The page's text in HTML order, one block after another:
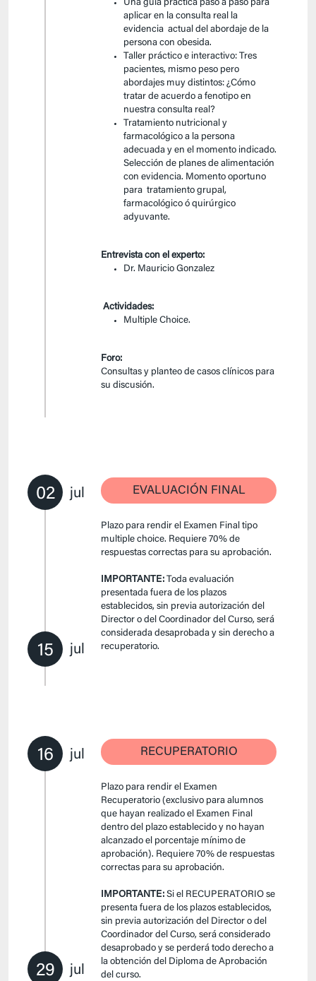
Una guía práctica paso a paso para
aplicar en la consulta real la
evidencia actual del abordaje de la
persona con obesida.
Taller práctico e interactivo: Tres
pacientes, mismo peso pero
abordajes muy distintos: ¿Cómo
tratar de acuerdo a fenotipo en
nuestra consulta real?
Tratamiento nutricional y
farmacológico a la persona
adecuada y en el momento indicado.
Selección de planes de alimentación
con evidencia. Momento oportuno
para tratamiento grupal,
farmacológico ó quirúrgico
adyuvante.
Entrevista con el experto:
Dr. Mauricio Gonzalez
Actividades:
Multiple Choice.
Foro:
Consultas y planteo de casos clínicos para
su discusión.
02 jul
15 jul
EVALUACIÓN FINAL
Plazo para rendir el Examen Final tipo
multiple choice. Requiere 70% de
respuestas correctas para su aprobación.
IMPORTANTE: Toda evaluación
presentada fuera de los plazos
establecidos, sin previa autorización del
Director o del Coordinador del Curso, será
considerada desaprobada y sin derecho a
recuperatorio.
16 jul
29 jul
RECUPERATORIO
Plazo para rendir el Examen
Recuperatorio (exclusivo para alumnos
que hayan realizado el Examen Final
dentro del plazo establecido y no hayan
alcanzado el porcentaje mínimo de
aprobación). Requiere 70% de respuestas
correctas para su aprobación.
IMPORTANTE: Si el RECUPERATORIO se
presenta fuera de los plazos establecidos,
sin previa autorización del Director o del
Coordinador del Curso, será considerado
desaprobado y se perderá todo derecho a
la obtención del Diploma de Aprobación
del curso.